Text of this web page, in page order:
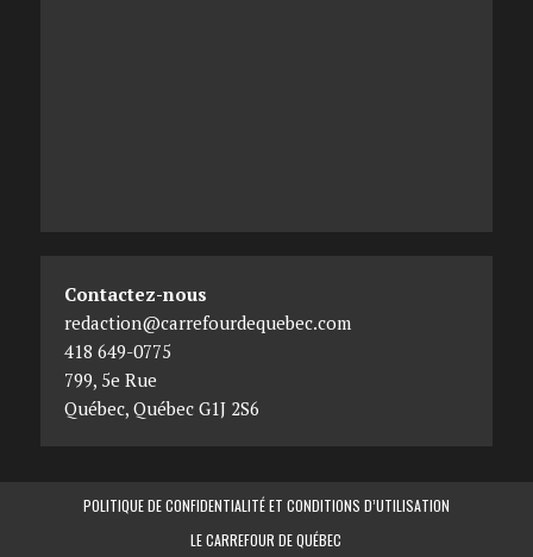
Contactez-nous
redaction@carrefourdequebec.com
418 649-0775
799, 5e Rue
Québec, Québec G1J 2S6
POLITIQUE DE CONFIDENTIALITÉ ET CONDITIONS D’UTILISATION
LE CARREFOUR DE QUÉBEC